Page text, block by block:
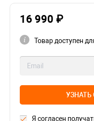
16 990 ₽
Товар доступен
Я согласен